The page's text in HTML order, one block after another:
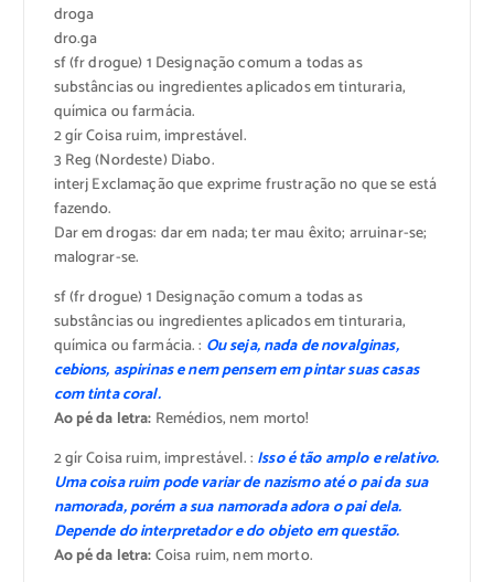
droga
dro.ga
sf (fr drogue) 1 Designação comum a todas as
substâncias ou ingredientes aplicados em tinturaria,
química ou farmácia.
2 gír Coisa ruim, imprestável.
3 Reg (Nordeste) Diabo.
interj Excla­mação que exprime frustração no que se está
fazendo.
Dar em drogas: dar em nada; ter mau êxito; arruinar-se;
malograr-se.
sf (fr drogue) 1 Designação comum a todas as
substâncias ou ingredientes aplicados em tinturaria,
química ou farmácia. : Ou seja, nada de novalginas,
cebions, aspirinas e nem pensem em pintar suas casas
com tinta coral.
Ao pé da letra: Remédios, nem morto!
2 gír Coisa ruim, imprestável. : Isso é tão amplo e relativo.
Uma coisa ruim pode variar de nazismo até o pai da sua
namorada, porém a sua namorada adora o pai dela.
Depende do interpretador e do objeto em questão.
Ao pé da letra:Coisa ruim, nem morto.